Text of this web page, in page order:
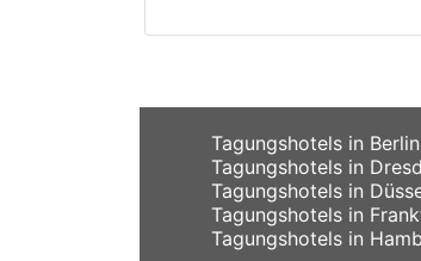
Tagungshotels in Berlin
Tagungshotels in
Tagungshotels in
Tagungshotels in
Tagungshotels in